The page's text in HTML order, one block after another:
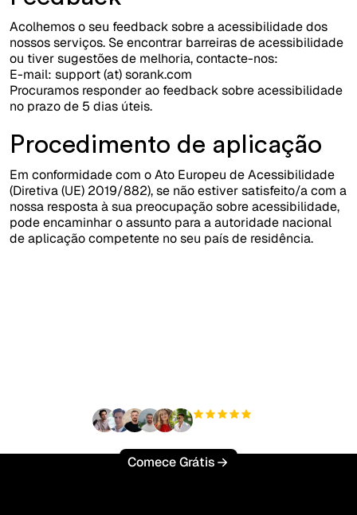
Acolhemos o seu feedback sobre a acessibilidade dos
nossos serviços. Se encontrar barreiras de acessibilidade
ou tiver sugestões de melhoria, contacte-nos:
E-mail: support (at) sorank.com
Procuramos responder ao feedback sobre acessibilidade
no prazo de 5 dias úteis.
Procedimento de aplicação
Em conformidade com o Ato Europeu de Acessibilidade
(Diretiva (UE) 2019/882), se não estiver satisfeito/a com a
nossa resposta à sua preocupação sobre acessibilidade,
pode encaminhar o assunto para a autoridade nacional
de aplicação competente no seu país de residência.
Comece Grátis